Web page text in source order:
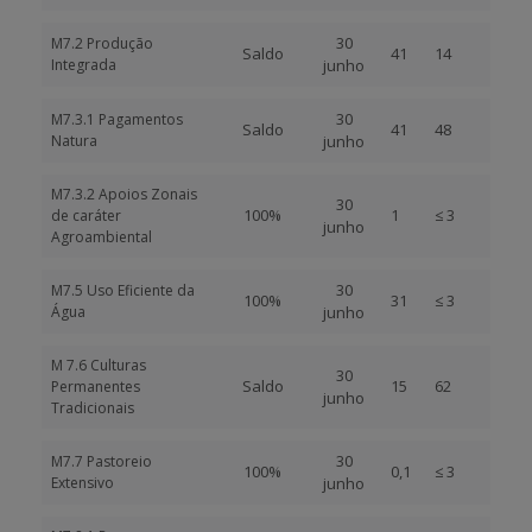
M7.2 Produção
Integrada
Saldo
30
junho
41 14
M7.3.1 Pagamentos
Natura
Saldo
30
junho
41 48
M7.3.2 Apoios Zonais
de caráter
Agroambiental
100%
30
junho
1 ≤ 3
M7.5 Uso Eficiente da
Água
100%
30
junho
31 ≤ 3
M 7.6 Culturas
Permanentes
Tradicionais
Saldo
30
junho
15 62
M7.7 Pastoreio
Extensivo
100%
30
junho
0,1 ≤ 3